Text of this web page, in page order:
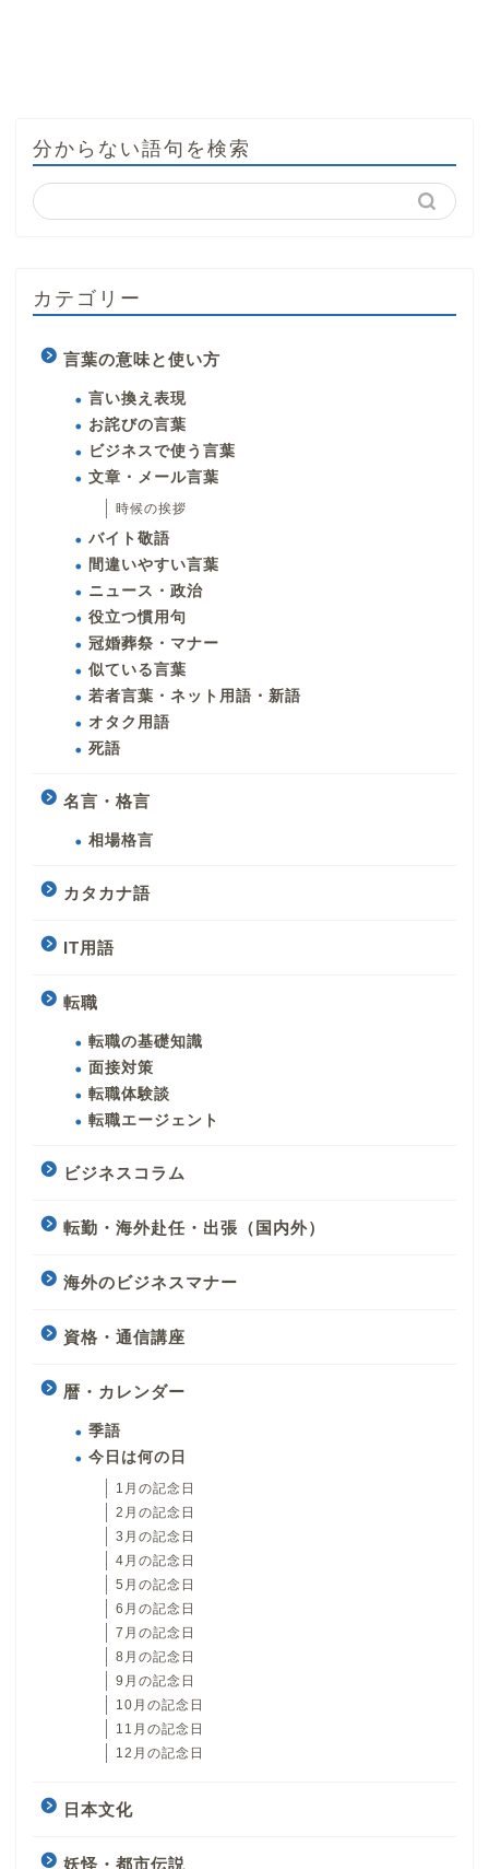
分からない語句を検索
カテゴリー
言葉の意味と使い方
言い換え表現
お詫びの言葉
ビジネスで使う言葉
文章・メール言葉
時候の挨拶
バイト敬語
間違いやすい言葉
ニュース・政治
役立つ慣用句
冠婚葬祭・マナー
似ている言葉
若者言葉・ネット用語・新語
オタク用語
死語
名言・格言
相場格言
カタカナ語
IT用語
転職
転職の基礎知識
面接対策
転職体験談
転職エージェント
ビジネスコラム
転勤・海外赴任・出張（国内外）
海外のビジネスマナー
資格・通信講座
暦・カレンダー
季語
今日は何の日
1月の記念日
2月の記念日
3月の記念日
4月の記念日
5月の記念日
6月の記念日
7月の記念日
8月の記念日
9月の記念日
10月の記念日
11月の記念日
12月の記念日
日本文化
妖怪・都市伝説